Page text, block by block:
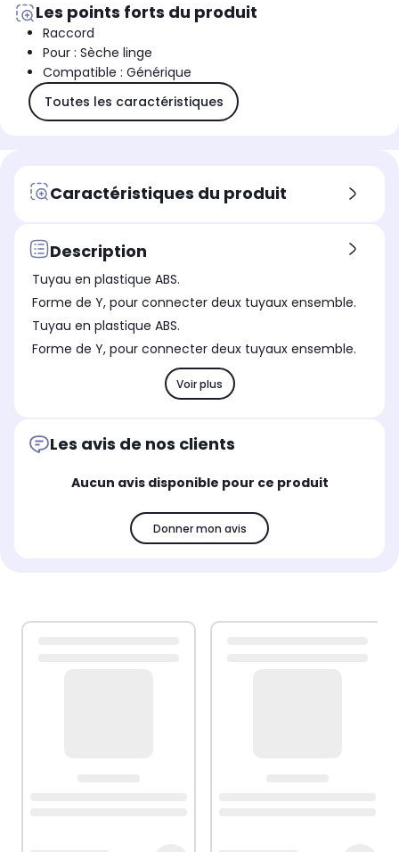
Les points forts du produit
Raccord
Pour : Sèche linge
Compatible : Générique
Toutes les caractéristiques
Caractéristiques du produit
Description
Tuyau en plastique ABS.
Forme de Y, pour connecter deux tuyaux ensemble.
Tuyau en plastique ABS.
Forme de Y, pour connecter deux tuyaux ensemble.
Voir plus
Les avis de nos clients
Aucun avis disponible pour ce produit
Donner mon avis